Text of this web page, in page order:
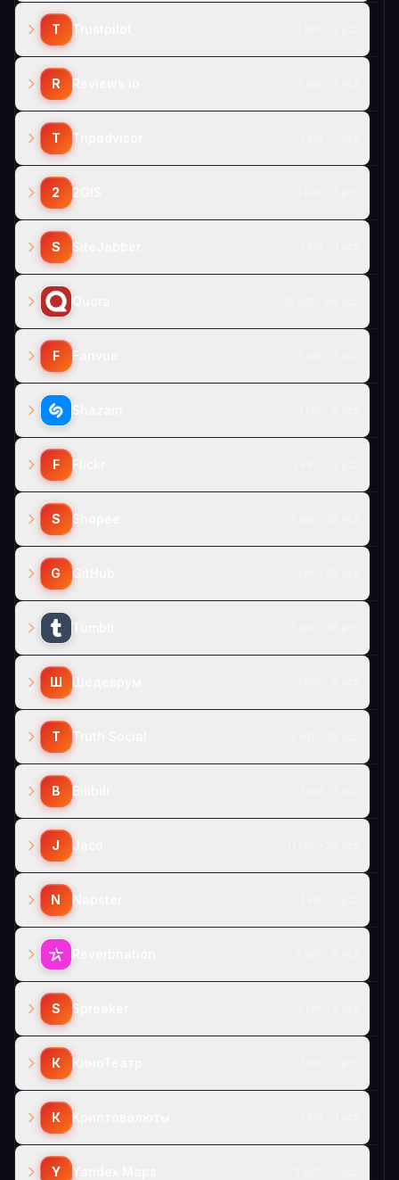
T Trustpilot
R Reviews.io
T Tripadvisor
2 2GIS
S SiteJabber
Quora
F Fanvue
Shazam
F Flickr
S Shopee
G GitHub
Tumblr
Ш Шедеврум
T Truth Social
B Bilibili
J Jaco
N Napster
Reverbnation
S Spreaker
К КиноТеатр
К Криптовалюты
Y Yandex Maps